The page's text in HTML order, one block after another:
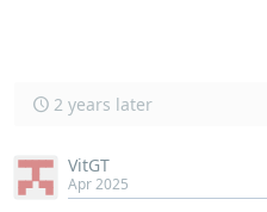
2 years later
VitGT
Apr 2025